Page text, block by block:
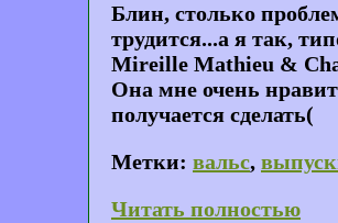
Блин, столько
трудится...а я так,
Mireille Mathieu &
Она мне очень
получается сделать(
Метки: вальс,
Читать полностью